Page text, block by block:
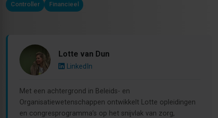
Controller Financieel
Lotte van Dun
LinkedIn
Met een achtergrond in Beleids- en
Organisatiewetenschappen ontwikkelt Lotte opleidingen
en congresprogramma’s op het snijvlak van zorg,